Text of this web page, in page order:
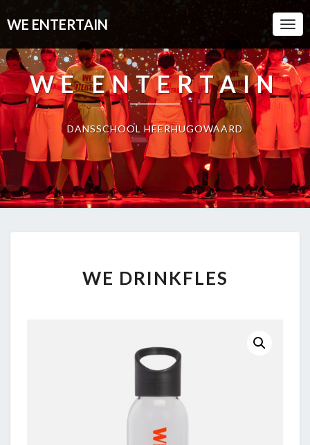
WE ENTERTAIN
WE ENTERTAIN
DANSSCHOOL HEERHUGOWAARD
DRINKFLES
WE DRINKFLES